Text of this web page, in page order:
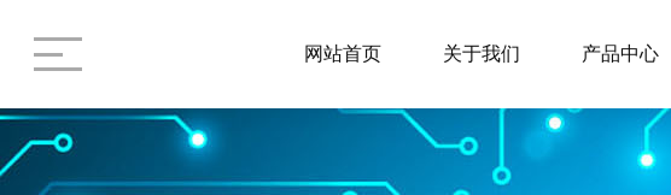
网站首页 关于我们 产品中心